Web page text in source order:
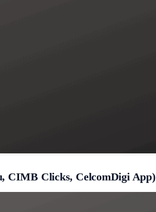
CIMB Clicks, CelcomDigi App)